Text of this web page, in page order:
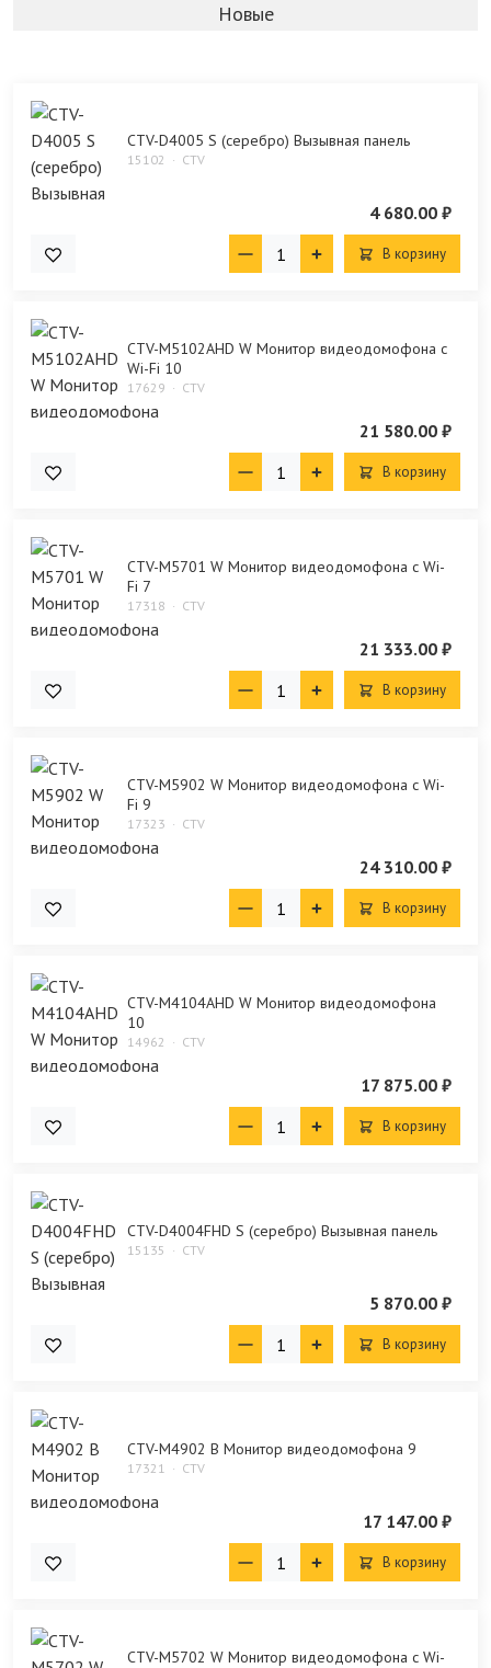
Новые
CTV-D4005 S (серебро) Вызывная панель
15102 CTV
4 680.00 ₽
В корзину
CTV-M5102AHD W Монитор видеодомофона с
Wi-Fi 10
17629 CTV
21 580.00 ₽
В корзину
CTV-M5701 W Монитор видеодомофона с Wi-
Fi 7
17318 CTV
21 333.00 ₽
В корзину
CTV-M5902 W Монитор видеодомофона с Wi-
Fi 9
17323 CTV
24 310.00 ₽
В корзину
CTV-M4104AHD W Монитор видеодомофона
10
14962 CTV
17 875.00 ₽
В корзину
CTV-D4004FHD S (серебро) Вызывная панель
15135 CTV
5 870.00 ₽
В корзину
CTV-M4902 B Монитор видеодомофона 9
17321 CTV
17 147.00 ₽
В корзину
CTV-M5702 W Монитор видеодомофона с Wi-